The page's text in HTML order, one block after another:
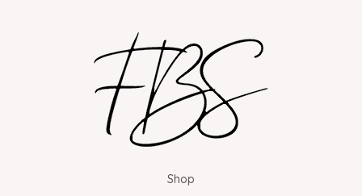
Shop